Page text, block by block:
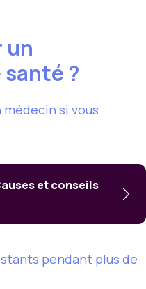
un
?
si vous
et conseils
pendant plus de